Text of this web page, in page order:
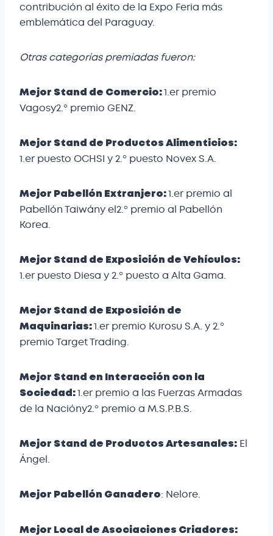
contribución al éxito de la Expo Feria más
emblemática del Paraguay.
Otras categorías premiadas fueron:
Mejor Stand de Comercio: 1.er premio
Vagosy2.º premio GENZ.
Mejor Stand de Productos Alimenticios:
1.er puesto OCHSI y 2.º puesto Novex S.A.
Mejor Pabellón Extranjero: 1.er premio al
Pabellón Taiwány el2.º premio al Pabellón
Korea.
Mejor Stand de Exposición de Vehículos:
1.er puesto Diesa y 2.º puesto a Alta Gama.
Mejor Stand de Exposición de
Maquinarias: 1.er premio Kurosu S.A. y 2.º
premio Target Trading.
Mejor Stand en Interacción con la
Sociedad: 1.er premio a las Fuerzas Armadas
de la Nacióny2.º premio a M.S.P.B.S.
Mejor Stand de Productos Artesanales: El
Ángel.
Mejor Pabellón Ganadero: Nelore.
Mejor Local de Asociaciones Criadores: